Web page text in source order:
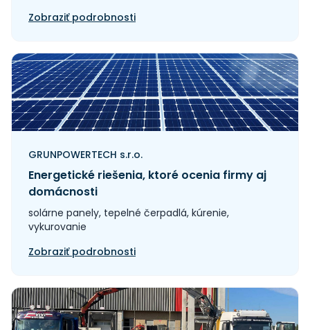
Zobraziť podrobnosti
GRUNPOWERTECH s.r.o.
Energetické riešenia, ktoré ocenia firmy aj
domácnosti
solárne panely, tepelné čerpadlá, kúrenie,
vykurovanie
Zobraziť podrobnosti